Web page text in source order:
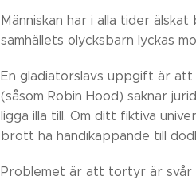
Människan har i alla tider
samhällets olycksbarn lyckas
En gladiatorslavs uppgift är att
(såsom Robin Hood) saknar
ligga illa till. Om ditt fiktiva
brott ha handikappande till
Problemet är att tortyr är svår